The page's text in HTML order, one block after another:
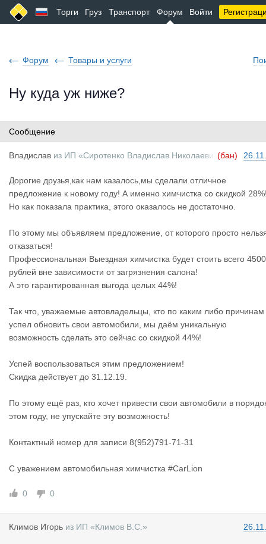
Торги Груз Транспорт Форум Войти
Форум Товары и услуги
Ну куда уж ниже?
Сообщение
Владислав из ИП «Сиротенко Владислав Николаеви (бан)
Дорогие друзья,как нам казалось,мы сделали отличное
предложение к новому году! А именно химчистка со скидкой
Но как показала практика, этого оказалось не достаточно.
По этому мы объявляем предложение, от которого просто
отказаться!
Профессиональная Выездная химчистка будет стоить всего 4500
рублей вне зависимости от загрязнения салона!
А это гарантированная выгода целых 44%!
Так что, уважаемые автовладельцы, кто по каким либо
успел обновить свои автомобили, мы даём уникальную
возможность сделать это сейчас со скидкой 44%!
Успей воспользоваться этим предложением!
Скидка действует до 31.12.19.
По этому ещё раз, кто хочет привести свои автомобили в
этом году, не упускайте эту возможность!
Контактный номер для записи 8(952)791-71-31
С уважением автомобильная химчистка #CarLion
0 0
Климов Игорь из ИП «Климов В.С.»